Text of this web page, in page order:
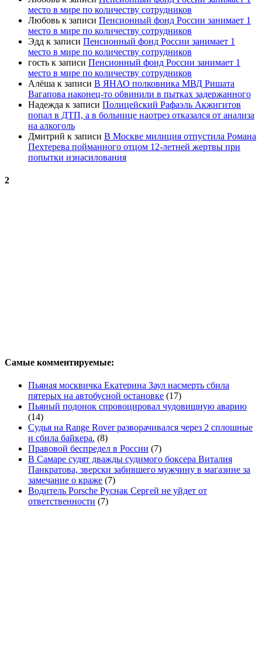
место в мире по количеству сотрудников
Любовь к записи Пенсионный фонд России занимает 1
место в мире по количеству сотрудников
Эдд к записи Пенсионный фонд России занимает 1
место в мире по количеству сотрудников
гость к записи Пенсионный фонд России занимает 1
место в мире по количеству сотрудников
Алёша к записи В ЯНАО полковника МВД Ришата
Вагапова наконец-то обвинили в пытках задержанного
Надежда к записи Полицейский Рафаэль Акжигитов
попал в ДТП, а в больнице наотрез отказался от анализа
на алкоголь
Дмитрий к записи В Москве милиция отпустила Романа
Пехтерева пойманного отцом 12-летней жертвы при
попытки изнасилования
2
Самые комментируемые:
Пьяная москвичка Екатерина Заул насмерть сбила
пятерых на автобусной остановке (17)
Пьяный подонок спровоцировал чудовищную аварию
(14)
Судья на Range Rover разворачивался через 2 сплошные
и сбила байкера. (8)
Правовой беспредел в России (7)
В Самаре судят дважды судимого боксера Виталия
Панкратова, зверски забившего мужчину в магазине за
замечание о краже (7)
Водитель Porsche Руснак Сергей не уйдет от
ответственности (7)